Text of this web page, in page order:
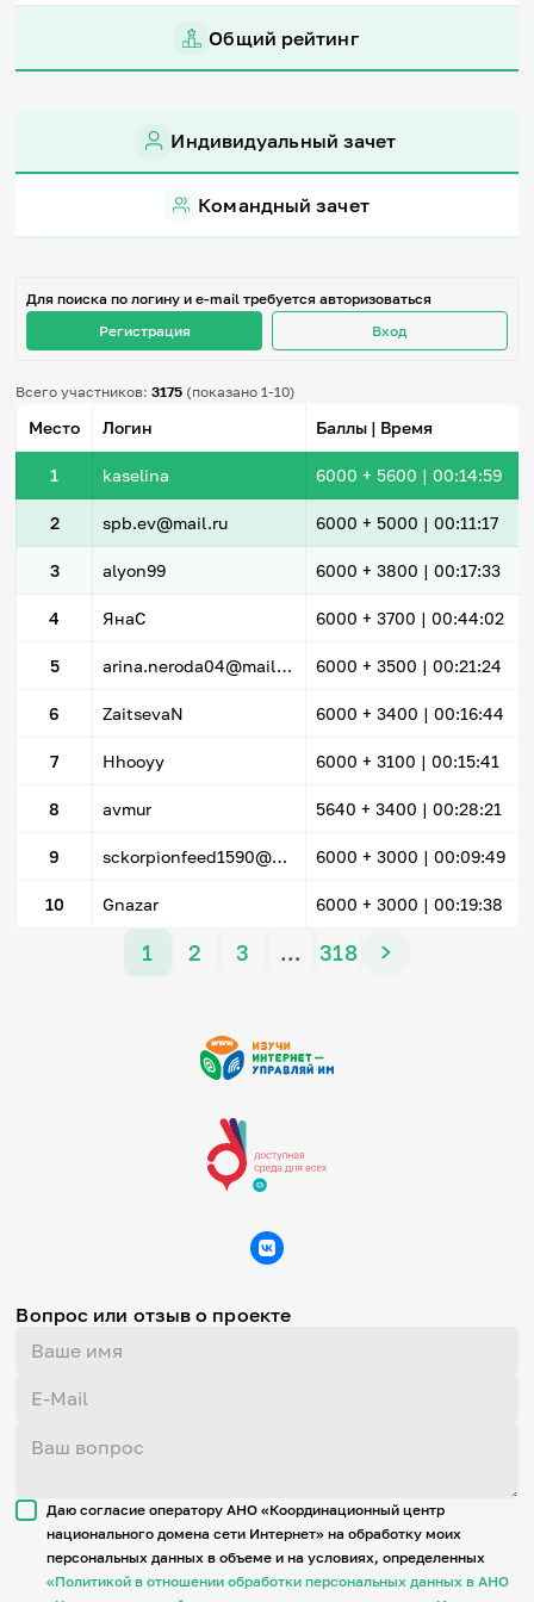
Игры и тренажеры
Игра «Знания»
Настолка
Стихи
Школа наставников
Секреты кода
English
Регистрация Вход
Задать вопрос
Общий рейтинг
Индивидуальный зачет
Командный зачет
Для поиска по логину и e-mail требуется авторизоваться
Регистрация
Вход
Всего участников:3175 (показано 1-10)
Место Логин Баллы | Время
1 kaselina 6000 + 5600 | 00:14:59
2 spb.ev@mail.ru 6000 + 5000 | 00:11:17
3 alyon99 6000 + 3800 | 00:17:33
4 ЯнаС 6000 + 3700 | 00:44:02
5 arina.neroda04@mail.ru 6000 + 3500 | 00:21:24
6 ZaitsevaN 6000 + 3400 | 00:16:44
7 Hhooyy 6000 + 3100 | 00:15:41
8 avmur 5640 + 3400 | 00:28:21
9 sckorpionfeed1590@mail.ru 6000 + 3000 | 00:09:49
10 Gnazar 6000 + 3000 | 00:19:38
1 2 3 … 318
Вопрос или отзыв о проекте
Даю согласие оператору АНО «Координационный центр
национального домена сети Интернет» на обработку моих
персональных данных в объеме и на условиях, определенных
«Политикой в отношении обработки персональных данных в АНО